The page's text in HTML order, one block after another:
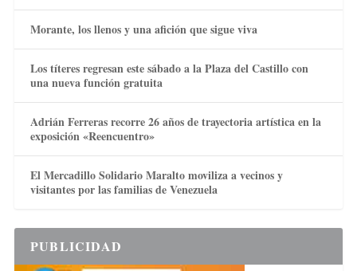
Morante, los llenos y una afición que sigue viva
Los títeres regresan este sábado a la Plaza del Castillo con
una nueva función gratuita
Adrián Ferreras recorre 26 años de trayectoria artística en la
exposición «Reencuentro»
El Mercadillo Solidario Maralto moviliza a vecinos y
visitantes por las familias de Venezuela
PUBLICIDAD